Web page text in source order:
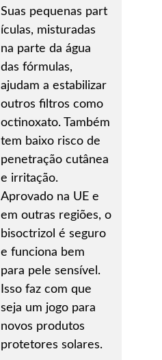
Suas pequenas part
ículas, misturadas
na parte da água
das fórmulas,
ajudam a estabilizar
outros filtros como
octinoxato. Também
tem baixo risco de
penetração cutânea
e irritação.
Aprovado na UE e
em outras regiões, o
bisoctrizol é seguro
e funciona bem
para pele sensível.
Isso faz com que
seja um jogo para
novos produtos
protetores solares.